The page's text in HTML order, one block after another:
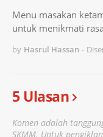
Menu masakan
untuk menikmati
by Hasrul Hassan -
5 Ulasan
Komen adalah
SKMM. Untuk